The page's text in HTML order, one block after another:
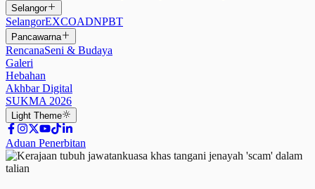
Selangor
SelangorEXCOADNPBT
Pancawarna
RencanaSeni & Budaya
Galeri
Hebahan
Akhbar Digital
SUKMA 2026
Light Theme
Aduan Penerbitan